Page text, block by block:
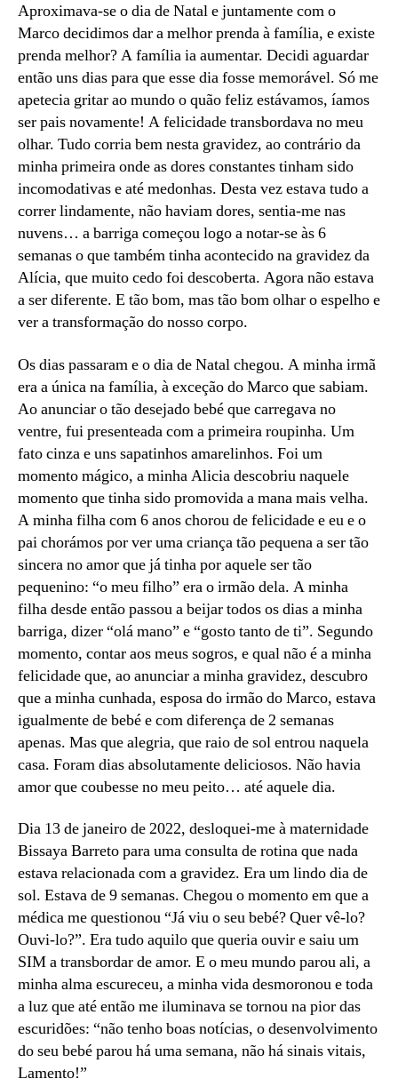
Aproximava-se o dia de Natal e juntamente com o
Marco decidimos dar a melhor prenda à família, e existe
prenda melhor? A família ia aumentar. Decidi aguardar
então uns dias para que esse dia fosse memorável. Só me
apetecia gritar ao mundo o quão feliz estávamos, íamos
ser pais novamente! A felicidade transbordava no meu
olhar. Tudo corria bem nesta gravidez, ao contrário da
minha primeira onde as dores constantes tinham sido
incomodativas e até medonhas. Desta vez estava tudo a
correr lindamente, não haviam dores, sentia-me nas
nuvens… a barriga começou logo a notar-se às 6
semanas o que também tinha acontecido na gravidez da
Alícia, que muito cedo foi descoberta. Agora não estava
a ser diferente. E tão bom, mas tão bom olhar o espelho e
ver a transformação do nosso corpo.
Os dias passaram e o dia de Natal chegou. A minha irmã
era a única na família, à exceção do Marco que sabiam.
Ao anunciar o tão desejado bebé que carregava no
ventre, fui presenteada com a primeira roupinha. Um
fato cinza e uns sapatinhos amarelinhos. Foi um
momento mágico, a minha Alicia descobriu naquele
momento que tinha sido promovida a mana mais velha.
A minha filha com 6 anos chorou de felicidade e eu e o
pai chorámos por ver uma criança tão pequena a ser tão
sincera no amor que já tinha por aquele ser tão
pequenino: “o meu filho” era o irmão dela. A minha
filha desde então passou a beijar todos os dias a minha
barriga, dizer “olá mano” e “gosto tanto de ti”. Segundo
momento, contar aos meus sogros, e qual não é a minha
felicidade que, ao anunciar a minha gravidez, descubro
que a minha cunhada, esposa do irmão do Marco, estava
igualmente de bebé e com diferença de 2 semanas
apenas. Mas que alegria, que raio de sol entrou naquela
casa. Foram dias absolutamente deliciosos. Não havia
amor que coubesse no meu peito… até aquele dia.
Dia 13 de janeiro de 2022, desloquei-me à maternidade
Bissaya Barreto para uma consulta de rotina que nada
estava relacionada com a gravidez. Era um lindo dia de
sol. Estava de 9 semanas. Chegou o momento em que a
médica me questionou “Já viu o seu bebé? Quer vê-lo?
Ouvi-lo?”. Era tudo aquilo que queria ouvir e saiu um
SIM a transbordar de amor. E o meu mundo parou ali, a
minha alma escureceu, a minha vida desmoronou e toda
a luz que até então me iluminava se tornou na pior das
escuridões: “não tenho boas notícias, o desenvolvimento
do seu bebé parou há uma semana, não há sinais vitais,
Lamento!”